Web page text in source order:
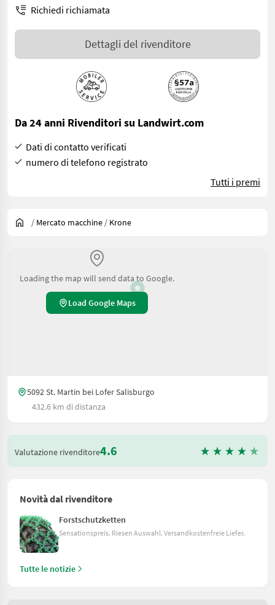
Richiedi richiamata
Dettagli del rivenditore
Da 24 anni Rivenditori su Landwirt.com
Dati di contatto verificati
numero di telefono registrato
Tutti i premi
/ Mercato macchine / Krone
Loading the map will send data to Google.
Load Google Maps
5092 St. Martin bei Lofer Salisburgo
432.6 km di distanza
Valutazione rivenditore4.6
Novità dal rivenditore
Forstschutzketten
Sensationspreis. Riesen Auswahl. Versandkostenfreie Liefer.
Tutte le notizie